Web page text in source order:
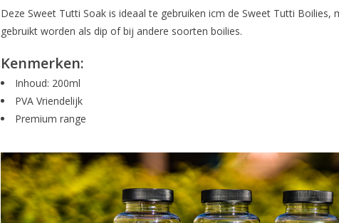
Deze Sweet Tutti Soak is ideaal te gebruiken icm de Sweet Tutti Boilies,
gebruikt worden als dip of bij andere soorten boilies.
Kenmerken:
Inhoud: 200ml
PVA Vriendelijk
Premium range